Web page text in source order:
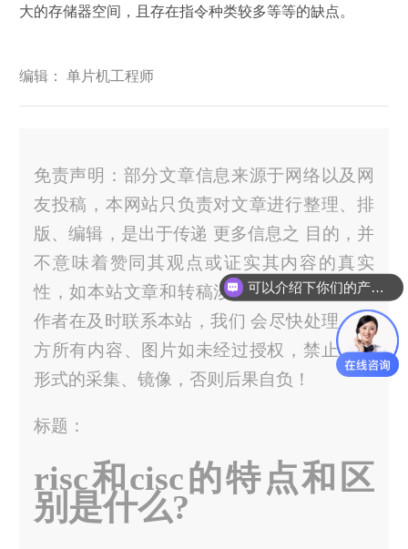
大的存储器空间，且存在指令种类较多等等的缺点。
编辑： 单片机工程师
免责声明：部分文章信息来源于网络以及网
友投稿，本网站只负责对文章进行整理、排
版、编辑，是出于传递 更多信息之 目的，并
不意味着赞同其观点或证实其内容的真实
性，如本站文章和转稿涉及版权等问题，请
作者在及时联系本站，我们 会尽快处理。官
方所有内容、图片如未经过授权，禁止任何
形式的采集、镜像，否则后果自负！
标题：
risc和cisc的特点和区
别是什么?
可以介绍下你们的产品么？